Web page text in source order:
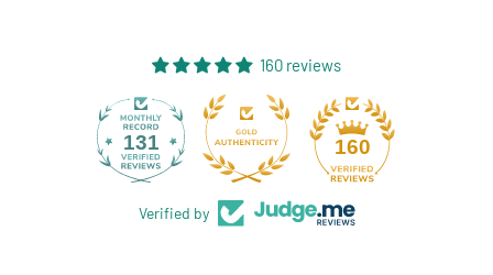
160 reviews
131 160
Verified by